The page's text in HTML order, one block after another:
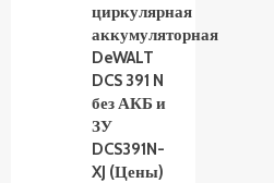
циркулярная
аккумуляторная
DeWALT
DCS 391 N
без АКБ и
ЗУ
DCS391N-
XJ (Цены)